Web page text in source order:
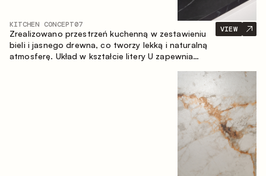
KITCHEN CONCEPT07
Zrealizowano przestrzeń kuchenną w zestawieniu
bieli i jasnego drewna, co tworzy lekką i naturalną
atmosferę. Układ w kształcie litery U zapewnia
użytkową, tworząc miejsce na szybkie śniadania i
VIEW